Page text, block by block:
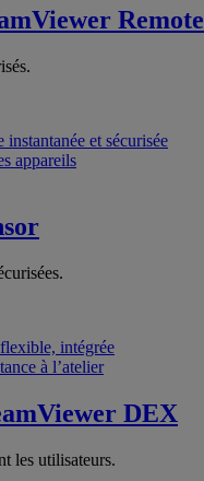
Remote
et sécurisée
appareils
intégrée
à l’atelier
DEX
les utilisateurs.